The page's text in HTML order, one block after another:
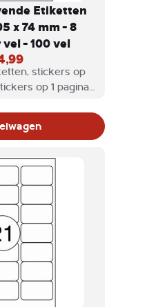
Etiketten
x 74 mm - 8
- 100 vel
stickers op
op 1 pagina